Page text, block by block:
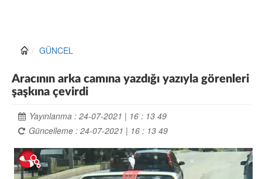
GÜNCEL
Aracının arka camına yazdığı yazıyla görenleri
şaşkına çevirdi
Yayınlanma : 24-07-2021 | 16 : 13 49
Güncelleme : 24-07-2021 | 16 : 13 49